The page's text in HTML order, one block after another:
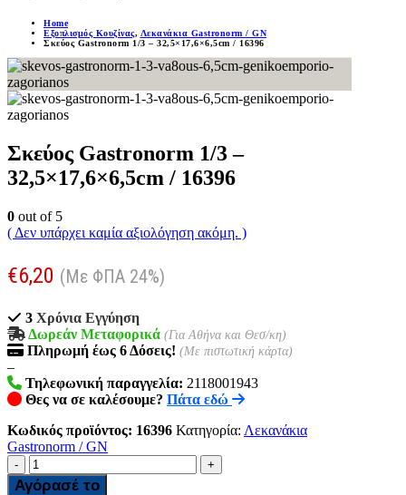
Home
Εξοπλισμός Κουζίνας, Λεκανάκια Gastronorm / GN
Σκεύος Gastronorm 1/3 – 32,5×17,6×6,5cm / 16396
Σκεύος Gastronorm 1/3 –
32,5×17,6×6,5cm / 16396
0 out of 5
( Δεν υπάρχει καμία αξιολόγηση ακόμη. )
€6,20 (Με ΦΠΑ 24%)
3 Χρόνια Εγγύηση
Δωρεάν Μεταφορικά (Για Αθήνα και Θεσ/κη)
Πληρωμή έως 6Δόσεις! (Με πιστωτική κάρτα)
–
Τηλεφωνική παραγγελία: 2118001943
Θες να σε καλέσουμε? Πάτα εδώ
Κωδικός προϊόντος: 16396 Κατηγορία: Λεκανάκια
Gastronorm / GN
- +
Αγόρασέ το